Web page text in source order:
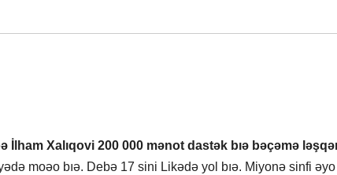
İlham Xalıqovi 200 000 mənot dastək bıə bəçəmə
moəo bıə. Debə 17 sini Likədə yol bıə. Miyonə sinfi